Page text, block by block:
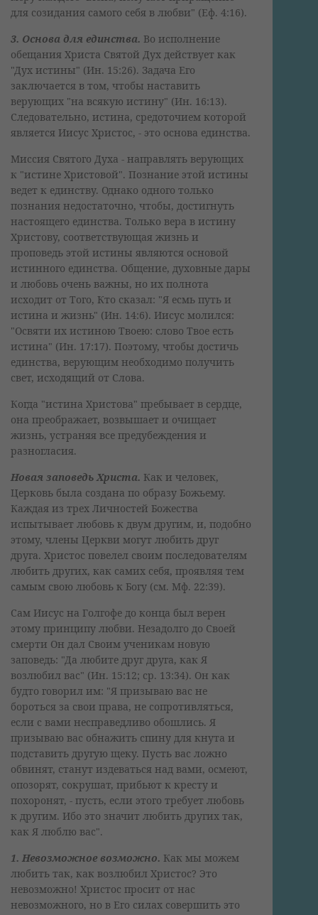
для созидания самого себя в любви" (Еф. 4:16).
3. Основа для единства. Во исполнение
обещания Христа Святой Дух действует как
"Дух истины" (Ин. 15:26). Задача Его
заключается в том, чтобы наставить
верующих "на всякую истину" (Ин. 16:13).
Следовательно, истина, средоточием которой
является Иисус Христос, - это основа единства.
Миссия Святого Духа - направлять верующих
к "истине Христовой". Познание этой истины
ведет к единству. Однако одного только
познания недостаточно, чтобы, достигнуть
настоящего единства. Только вера в истину
Христову, соответствующая жизнь и
проповедь этой истины являются основой
истинного единства. Общение, духовные дары
и любовь очень важны, но их полнота
исходит от Того, Кто сказал: "Я есмь путь и
истина и жизнь" (Ин. 14:6). Иисус молился:
"Освяти их истиною Твоею: слово Твое есть
истина" (Ин. 17:17). Поэтому, чтобы достичь
единства, верующим необходимо получить
свет, исходящий от Слова.
Когда "истина Христова" пребывает в сердце,
она преображает, возвышает и очищает
жизнь, устраняя все предубеждения и
разногласия.
Новая заповедь Христа. Как и человек,
Церковь была создана по образу Божьему.
Каждая из трех Личностей Божества
испытывает любовь к двум другим, и, подобно
этому, члены Церкви могут любить друг
друга. Христос повелел своим последователям
любить других, как самих себя, проявляя тем
самым свою любовь к Богу (см. Мф. 22:39).
Сам Иисус на Голгофе до конца был верен
этому принципу любви. Незадолго до Своей
смерти Он дал Своим ученикам новую
заповедь: "Да любите друг друга, как Я
возлюбил вас" (Ин. 15:12; ср. 13:34). Он как
будто говорил им: "Я призываю вас не
бороться за свои права, не сопротивляться,
если с вами несправедливо обошлись. Я
призываю вас обнажить спину для кнута и
подставить другую щеку. Пусть вас ложно
обвинят, станут издеваться над вами, осмеют,
опозорят, сокрушат, прибьют к кресту и
похоронят, - пусть, если этого требует любовь
к другим. Ибо это значит любить других так,
как Я люблю вас".
1. Невозможное возможно. Как мы можем
любить так, как возлюбил Христос? Это
невозможно! Христос просит от нас
невозможного, но в Его силах совершить это